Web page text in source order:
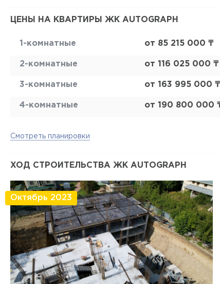
ЦЕНЫ НА КВАРТИРЫ ЖК AUTOGRAPH
1-комнатные от 85 215 000 ₸
2-комнатные от 116 025 000 ₸
3-комнатные от 163 995 000 ₸
4-комнатные от 190 800 000
Смотреть планировки
ХОД СТРОИТЕЛЬСТВА ЖК AUTOGRAPH
Октябрь 2023